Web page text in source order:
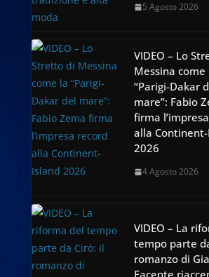
5 Agosto 2026
VIDEO – Lo
Messina come
“Parigi-Dakar
mare”: Fabio
firma
alla
2026
4 Agosto 2026
VIDEO – La
tempo parte
romanzo di
Facente